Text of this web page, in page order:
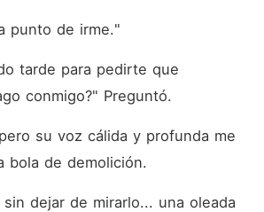
punto de irme."
tarde para pedirte que
conmigo?" Preguntó.
su voz cálida y profunda me
bola de demolición.
dejar de mirarlo... una oleada